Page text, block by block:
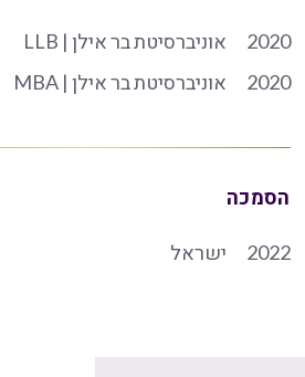
2020
אוניברסיטת בר אילן | LLB
2020
אוניברסיטת בר אילן | MBA
הסמכה
2022 ישראל